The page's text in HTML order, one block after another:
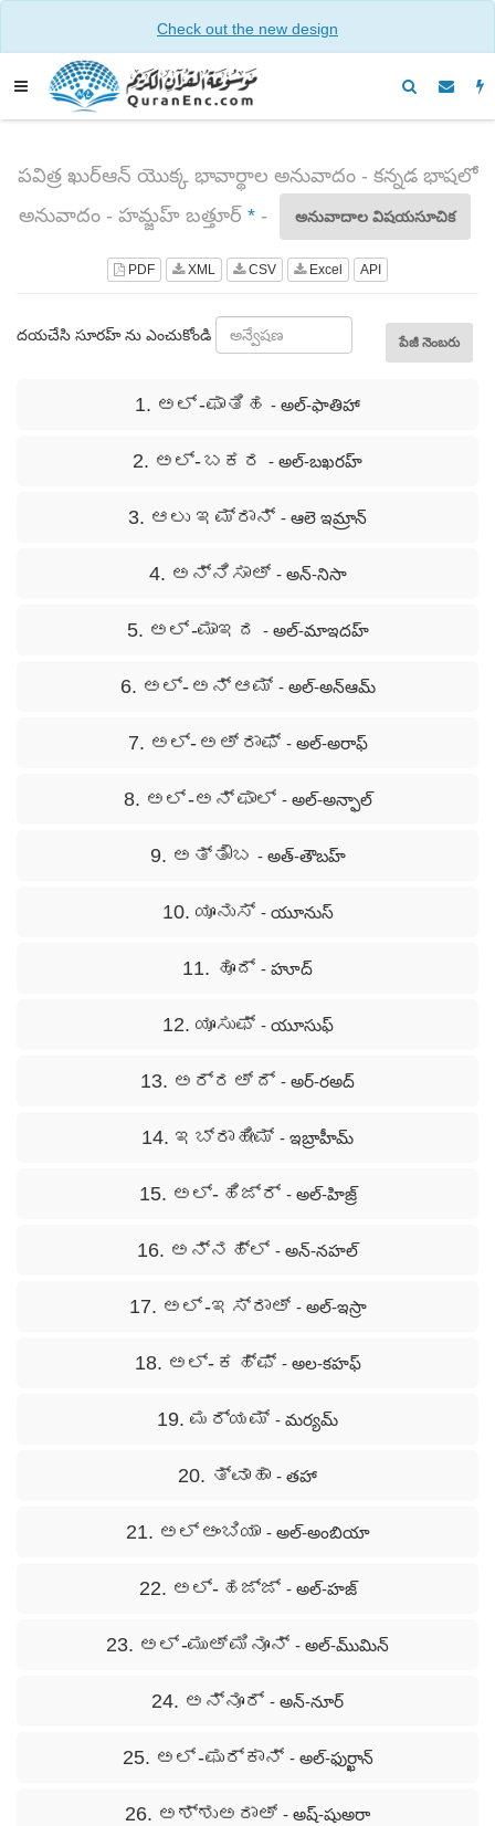
Check out the new design
పవిత్ర ఖుర్ఆన్ యొక్క భావార్థాల అనువాదం - కన్నడ భాషలో
అనువాదం - హమ్జహ్ బత్తూర్ *- అనువాదాల విషయసూచిక
PDF XML CSV Excel API
దయచేసి సూరహ్ ను ఎంచుకోండి పేజీ నెంబరు
1. ಅಲ್ -ಫಾತಿಹ - అల్-ఫాతిహా
2. ಅಲ್- ಬಕರ - అల్-బఖరహ్
3. ಆಲು ಇಮ್ರಾನ್ - ఆలె ఇమ్రాన్
4. ಅನ್ನಿಸಾಅ್ - అన్-నిసా
5. ಅಲ್ -ಮಾಇದ - అల్-మాఇదహ్
6. ಅಲ್- ಅನ್ ಆಮ್ - అల్-అన్ఆమ్
7. ಅಲ್- ಅಅ್ ರಾಫ್ - అల్-అరాఫ్
8. ಅಲ್ -ಅನ್ ಫಾಲ್ - అల్-అన్ఫాల్
9. ಅತ್ತೌಬ - అత్-తౌబహ్
10. ಯೂನುಸ್ - యూనుస్
11. ಹೂದ್ - హూద్
12. ಯೂಸುಫ್ - యూసుఫ్
13. ಅರ್‍ರಅ್ ದ್ - అర్-రఅద్
14. ಇಬ್ರಾಹೀಮ್ - ఇబ్రాహీమ్
15. ಅಲ್- ಹಿಜ್ರ್ - అల్-హిజ్ర్
16. ಅನ್ನಹ್ಲ್ - అన్-నహల్
17. ಅಲ್ -ಇಸ್ರಾಅ್ - అల్-ఇస్రా
18. ಅಲ್- ಕಹ್ಫ್ - అల-కహఫ్
19. ಮರ್ಯಮ್ - మర్యమ్
20. ತ್ವಾಹಾ - తహా
21. ಅಲ್ ಅಂಬಿಯಾ - అల్-అంబియా
22. ಅಲ್- ಹಜ್ಜ್ - అల్-హజ్
23. ಅಲ್ -ಮುಅ್ ಮಿನೂನ್ - అల్-ము్మిన్
24. ಅನ್ನೂರ್ - అన్-నూర్
25. ಅಲ್ -ಫುರ್ಕಾನ್ - అల్-ఫుర్ఖాన్
26. ಅಶ್ಶುಅರಾಅ್ - అష్-షుఅరా